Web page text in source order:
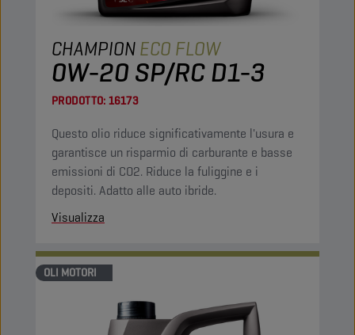
CHAMPIONECO FLOW
0W-20 SP/RC D1-3
PRODOTTO: 16173
Questo olio riduce significativamente l'usura e
garantisce un risparmio di carburante e basse
emissioni di CO2. Riduce la fuliggine e i
depositi. Adatto alle auto ibride.
Visualizza
OLI MOTORI